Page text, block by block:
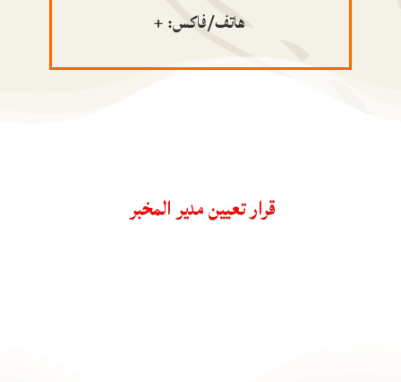
هاتف/فاكس: +
قرار تعيين مدير المخبر